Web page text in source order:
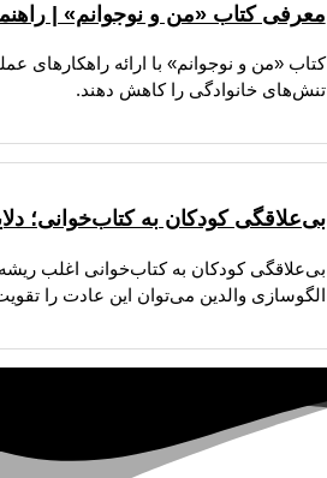
معرفی کتاب «من و نوجوانم» |
کتاب «من و نوجوانم» با ارائه راهکارهای
تنش‌های خانوادگی را کاهش دهند.
بی‌علاقگی کودکان به کتاب‌خوانی؛
بی‌علاقگی کودکان به کتاب‌خوانی اغلب
الگوسازی والدین می‌توان این عادت را